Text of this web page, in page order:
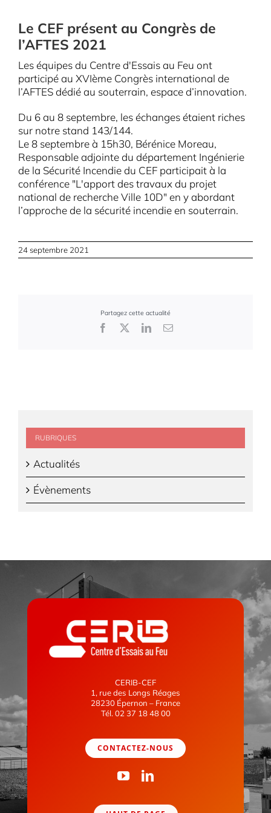
Le CEF présent au Congrès de
l’AFTES 2021
Les équipes du Centre d'Essais au Feu ont
participé au XVIème Congrès international de
l’AFTES dédié au souterrain, espace d’innovation.
Du 6 au 8 septembre, les échanges étaient riches
sur notre stand 143/144.
Le 8 septembre à 15h30, Bérénice Moreau,
Responsable adjointe du département Ingénierie
de la Sécurité Incendie du CEF participait à la
conférence "L'apport des travaux du projet
national de recherche Ville 10D" en y abordant
l’approche de la sécurité incendie en souterrain.
24 septembre 2021
Partagez cette actualité
Facebook LinkedInEmail
RUBRIQUES
Actualités
Évènements
CERIB-CEF
1, rue des Longs Réages
28230 Épernon – France
Tél. 02 37 18 48 00
CONTACTEZ-NOUS